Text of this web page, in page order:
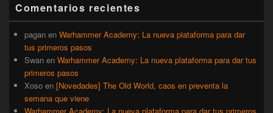
lateral
primaria
Comentarios recientes
pagan en Warhammer Academy: La nueva plataforma para dar
tus primeros pasos
Swan en Warhammer Academy: La nueva plataforma para dar tus
primeros pasos
Xoso en [Novedades] The Old World, caos en preventa la
semana que viene